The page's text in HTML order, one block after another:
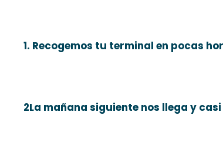
1. Recogemos tu terminal en pocas
2La mañana siguiente nos llega y